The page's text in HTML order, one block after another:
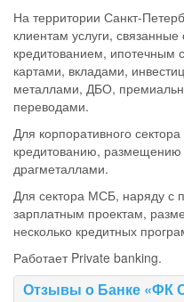
На территории Санкт-
клиентам услуги, связанные
кредитованием, ипотечным
картами, вкладами,
металлами, ДБО,
переводами.
Для корпоративного
кредитованию,
драгметаллами.
Для сектора МСБ, наряду с
зарплатным проектам,
несколько кредитных
Работает Private banking.
Отзывы о Банке «ФК